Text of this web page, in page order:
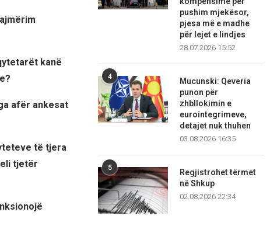
kanë
afër ankesat
të tjera
tjetër
pushim mjekësor,
pjesa më e madhe
për lejet e lindjes
28.07.2026 15:52
4
Mucunski: Qeveria
punon për
zhbllokimin e
eurointegrimeve,
detajet nuk thuhen
03.08.2026 16:35
5
Regjistrohet tërmet
në Shkup
02.08.2026 22:34